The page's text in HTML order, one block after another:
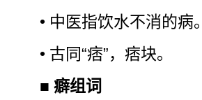
• 中医指饮水不消的病。
• 古同“痞”，痞块。
■癖组词